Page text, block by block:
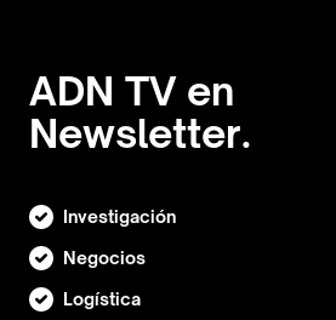
ADN TV en
Newsletter.
Investigación
Negocios
Logística